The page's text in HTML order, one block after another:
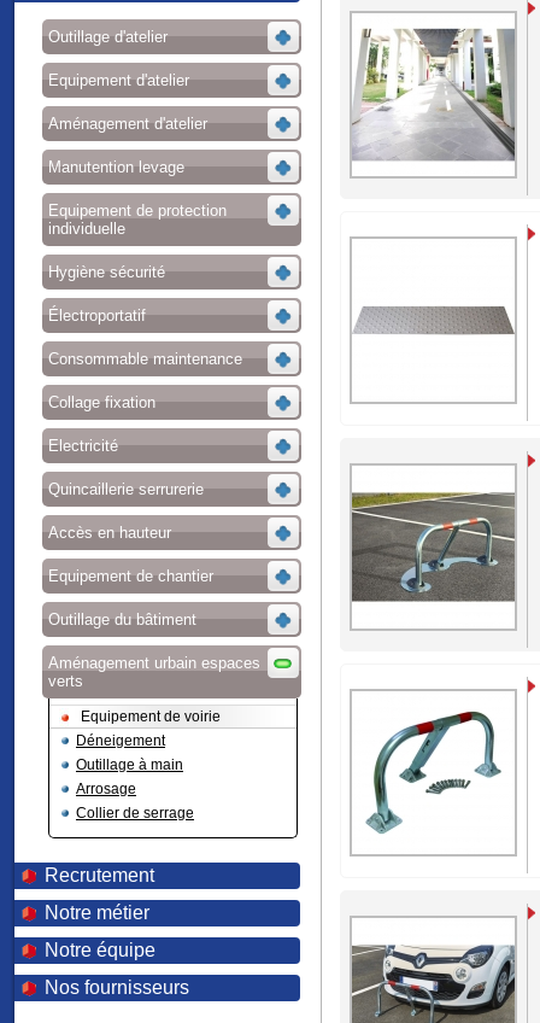
Outillage d'atelier
Equipement d'atelier
Aménagement d'atelier
Manutention levage
Equipement de protection
individuelle
Hygiène sécurité
Électroportatif
Consommable maintenance
Collage fixation
Electricité
Quincaillerie serrurerie
Accès en hauteur
Equipement de chantier
Outillage du bâtiment
Aménagement urbain espaces
verts
Equipement de voirie
Déneigement
Outillage à main
Arrosage
Collier de serrage
Recrutement
Notre métier
Notre équipe
Nos fournisseurs